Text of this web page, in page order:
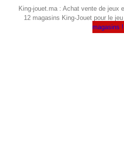
King-jouet.ma : Achat vente de jeux
12 magasins King-Jouet pour le
magasins !